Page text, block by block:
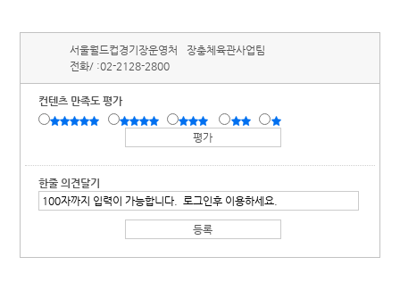
서울월드컵경기장운영처
장충체육관사업팀
전화/ :02-2128-2800
컨텐츠 만족도 평가
한줄 의견달기